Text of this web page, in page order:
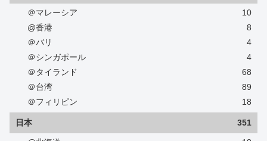
＠マレーシア
10
@香港
8
＠バリ
4
＠シンガポール
4
＠タイランド
68
＠台湾
89
＠フィリピン
18
日本 351